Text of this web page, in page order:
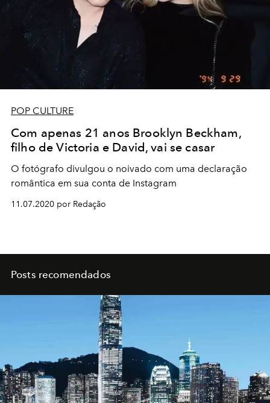
POP CULTURE
Com apenas 21 anos Brooklyn Beckham,
filho de Victoria e David, vai se casar
O fotógrafo divulgou o noivado com uma declaração
romântica em sua conta de Instagram
11.07.2020 por Redação
Posts recomendados